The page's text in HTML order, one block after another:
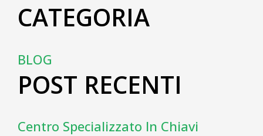
CATEGORIA
BLOG
POST RECENTI
Centro Specializzato In Chiavi